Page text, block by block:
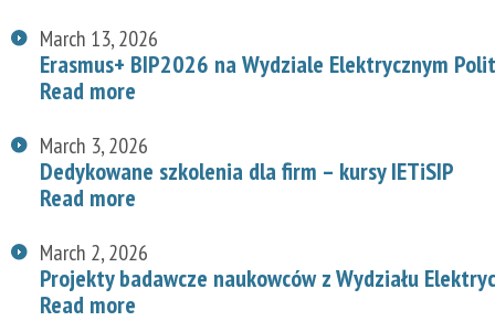
March 13, 2026
Erasmus+ BIP2026 na Wydziale Elektrycznym
Read more
March 3, 2026
Dedykowane szkolenia dla firm – kursy IETiSIP
Read more
March 2, 2026
Projekty badawcze naukowców z Wydziału
Read more